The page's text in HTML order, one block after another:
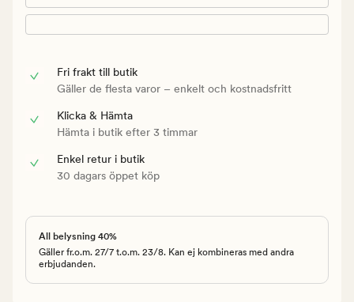
Fri frakt till butik
Gäller de flesta varor – enkelt och kostnadsfritt
Klicka & Hämta
Hämta i butik efter 3 timmar
Enkel retur i butik
30 dagars öppet köp
All belysning 40%
Gäller fr.o.m. 27/7 t.o.m. 23/8. Kan ej kombineras med andra
erbjudanden.